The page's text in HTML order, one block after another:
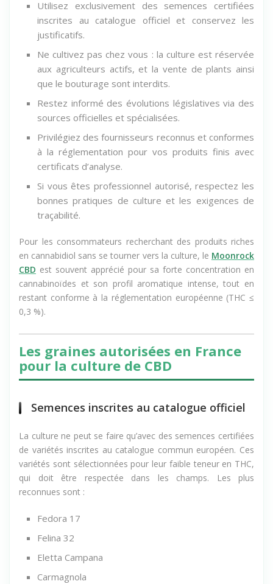
Utilisez exclusivement des semences certifiées
inscrites au catalogue officiel et conservez les
justificatifs.
Ne cultivez pas chez vous : la culture est réservée
aux agriculteurs actifs, et la vente de plants ainsi
que le bouturage sont interdits.
Restez informé des évolutions législatives via des
sources officielles et spécialisées.
Privilégiez des fournisseurs reconnus et conformes
à la réglementation pour vos produits finis avec
certificats d’analyse.
Si vous êtes professionnel autorisé, respectez les
bonnes pratiques de culture et les exigences de
traçabilité.
Pour les consommateurs recherchant des produits riches
en cannabidiol sans se tourner vers la culture, le Moonrock
CBD est souvent apprécié pour sa forte concentration en
cannabinoïdes et son profil aromatique intense, tout en
restant conforme à la réglementation européenne (THC ≤
0,3 %).
Les graines autorisées en France
pour la culture de CBD
Semences inscrites au catalogue officiel
La culture ne peut se faire qu’avec des semences certifiées
de variétés inscrites au catalogue commun européen. Ces
variétés sont sélectionnées pour leur faible teneur en THC,
qui doit être respectée dans les champs. Les plus
reconnues sont :
Fedora 17
Felina 32
Eletta Campana
Carmagnola